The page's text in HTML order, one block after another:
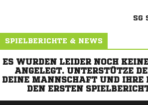
SG
SPIELBERICHTE & NEWS
ES WURDEN LEIDER NOCH
ANGELEGT. UNTERSTÜTZE
DEINE MANNSCHAFT UND IHRE
DEN ERSTEN